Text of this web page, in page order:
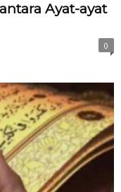
Ayat-ayat
0